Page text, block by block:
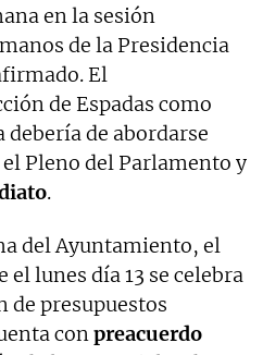
en la sesión
de la Presidencia
El
de Espadas como
de abordarse
Pleno del Parlamento y
.
del Ayuntamiento, el
el lunes día 13 se celebra
de presupuestos
conpreacuerdo